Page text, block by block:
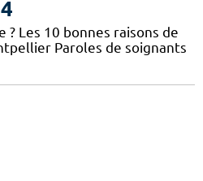
? Les 10 bonnes raisons de
Paroles de soignants